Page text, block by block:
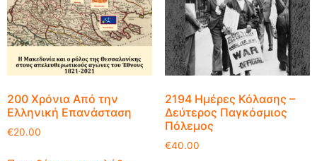
200 Χρόνια Από την
Ελληνική Επανάσταση
€20.00
2194 Ημέρες Κόλασης –
Δεύτερος Παγκόσμιος
Πόλεμος
€40.00